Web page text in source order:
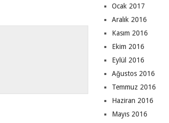
Ocak 2017
Aralık 2016
Kasım 2016
Ekim 2016
Eylül 2016
Ağustos 2016
Temmuz 2016
Haziran 2016
Mayıs 2016